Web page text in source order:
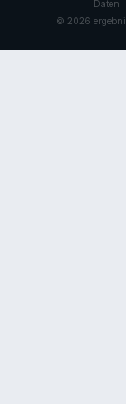
Daten:
© 2026